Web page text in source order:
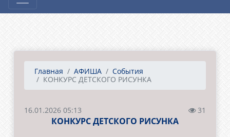
Главная АФИША
События
КОНКУРС ДЕТСКОГО РИСУНКА
16.01.2026 05:13 31
КОНКУРС ДЕТСКОГО РИСУНКА